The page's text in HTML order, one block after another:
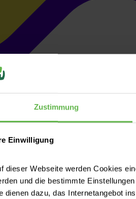
Zustimmung
Einwilligung
dieser Webseite werden Cookies
und die bestimmte
dienen dazu, das Internetangebot